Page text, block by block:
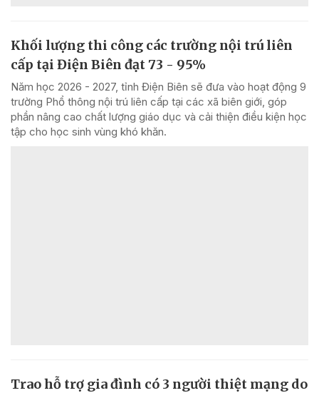
Khối lượng thi công các trường nội trú liên
cấp tại Điện Biên đạt 73 - 95%
Năm học 2026 - 2027, tỉnh Điện Biên sẽ đưa vào hoạt động 9
trường Phổ thông nội trú liên cấp tại các xã biên giới, góp
phần nâng cao chất lượng giáo dục và cải thiện điều kiện học
tập cho học sinh vùng khó khăn.
Trao hỗ trợ gia đình có 3 người thiệt mạng do